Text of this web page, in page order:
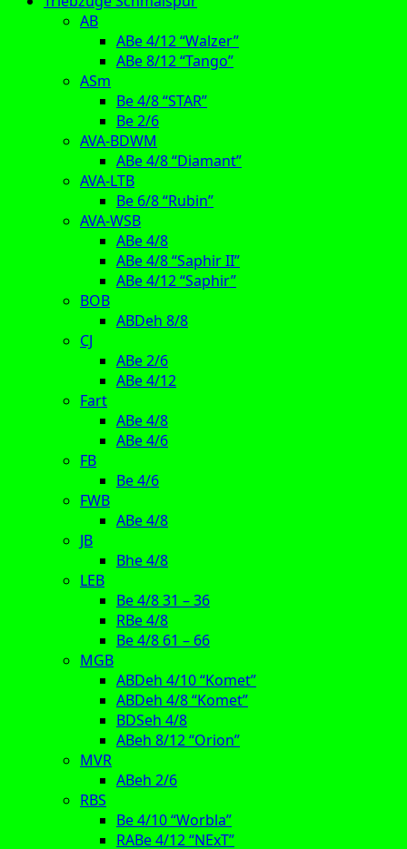
AB
ABe 4/12 “Walzer”
ABe 8/12 “Tango”
ASm
Be 4/8 “STAR”
Be 2/6
AVA-BDWM
ABe 4/8 “Diamant”
AVA-LTB
Be 6/8 “Rubin”
AVA-WSB
ABe 4/8
ABe 4/8 “Saphir II”
ABe 4/12 “Saphir”
BOB
ABDeh 8/8
CJ
ABe 2/6
ABe 4/12
Fart
ABe 4/8
ABe 4/6
FB
Be 4/6
FWB
ABe 4/8
JB
Bhe 4/8
LEB
Be 4/8 31 – 36
RBe 4/8
Be 4/8 61 – 66
MGB
ABDeh 4/10 “Komet”
ABDeh 4/8 “Komet”
BDSeh 4/8
ABeh 8/12 “Orion”
MVR
ABeh 2/6
RBS
Be 4/10 “Worbla”
RABe 4/12 “NExT”